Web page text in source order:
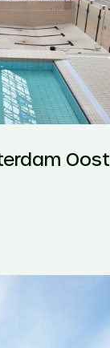
Oost